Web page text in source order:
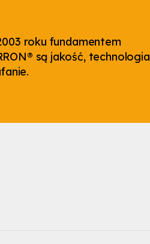
roku fundamentem
są jakość, technologia